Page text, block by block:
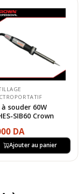
à souder 60W
SIB60 Crown
DA
Ajouter au panier